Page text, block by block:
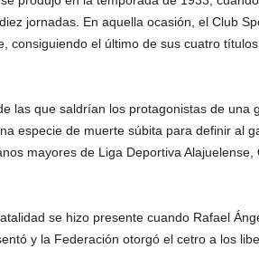
jornadas. En aquella ocasión, el Club
consiguiendo el último de sus cuatro
las que saldrían los protagonistas de una
especie de muerte súbita para definir al
mayores de Liga Deportiva
se hizo presente cuando Rafael
y la Federación otorgó el cetro a los